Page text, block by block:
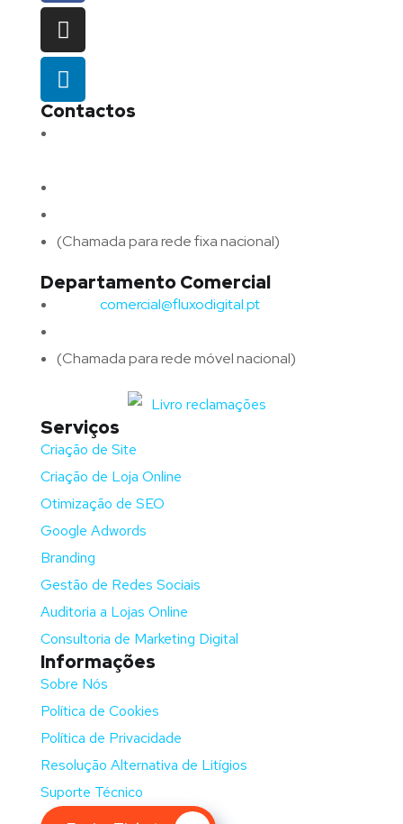
Contactos
(Chamada para rede fixa nacional)
Departamento Comercial
comercial@fluxodigital.pt
(Chamada para rede móvel nacional)
Serviços
Criação de Site
Criação de Loja Online
Otimização de SEO
Google Adwords
Branding
Gestão de Redes Sociais
Auditoria a Lojas Online
Consultoria de Marketing Digital
Informações
Sobre Nós
Política de Cookies
Política de Privacidade
Resolução Alternativa de Litígios
Suporte Técnico